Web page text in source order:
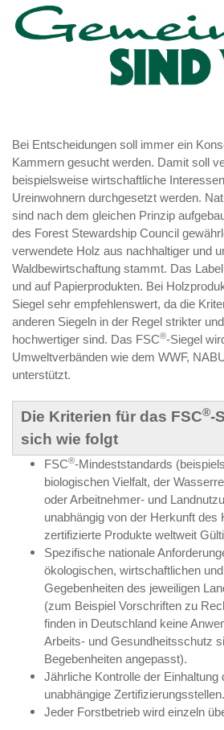
Bei Entscheidungen soll immer ein
Kammern gesucht werden. Damit soll
beispielsweise wirtschaftliche
Ureinwohnern durchgesetzt werden.
sind nach dem gleichen Prinzip
des Forest Stewardship Council
verwendete Holz aus nachhaltiger und
Waldbewirtschaftung stammt. Das
und auf Papierprodukten. Bei
Siegel sehr empfehlenswert, da die
anderen Siegeln in der Regel strikter
hochwertiger sind. Das FSC®-Siegel
Umweltverbänden wie dem WWF,
unterstützt.
Die Kriterien für das FSC®-
sich wie folgt
FSC®-Mindeststandards
biologischen Vielfalt, der
oder Arbeitnehmer- und
unabhängig von der Herkunft des
zertifizierte Produkte weltweit
Spezifische nationale
ökologischen, wirtschaftlichen
Gegebenheiten des jeweiligen
(zum Beispiel Vorschriften zu
finden in Deutschland keine
Arbeits- und Gesundheitsschutz
Begebenheiten angepasst).
Jährliche Kontrolle der Einhaltung
unabhängige Zertifizierungsstellen.
Jeder Forstbetrieb wird einzeln